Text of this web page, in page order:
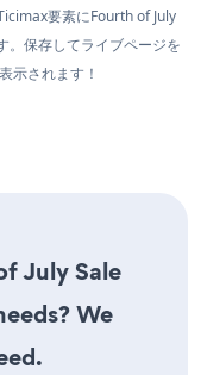
要素にFourth of July
。保存してライブページを
示されます！
July Sale
We